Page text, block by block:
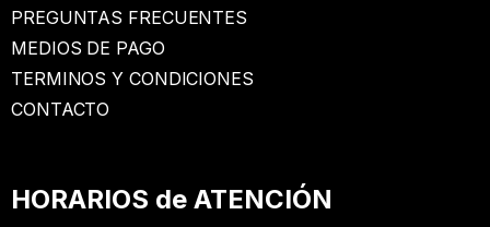
PREGUNTAS FRECUENTES
MEDIOS DE PAGO
TERMINOS Y CONDICIONES
CONTACTO
HORARIOS de ATENCIÓN